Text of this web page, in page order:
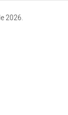
2026.